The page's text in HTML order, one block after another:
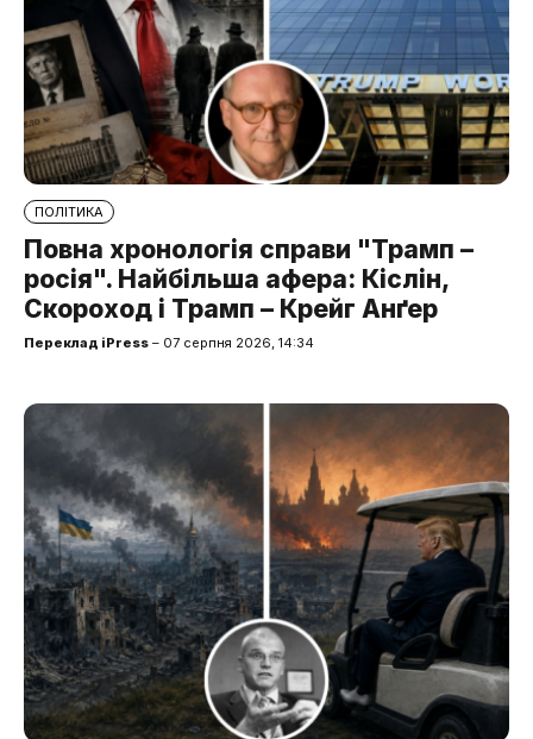
ПОЛІТИКА
Повна хронологія справи "Трамп –
росія". Найбільша афера: Кіслін,
Скороход і Трамп – Крейг Анґер
Переклад iPress – 07 серпня 2026, 14:34